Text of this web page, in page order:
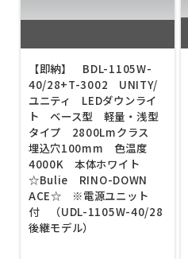
【即納】 BDL-1105W-
40/28+T-3002 UNITY/
ユニティ LEDダウンライ
ト ベース型 軽量・浅型
タイプ 2800Lmクラス
埋込穴100mm 色温度
4000K 本体ホワイト
☆Bulie RINO-DOWN
ACE☆ ※電源ユニット
付 （UDL-1105W-40/28
後継モデル）